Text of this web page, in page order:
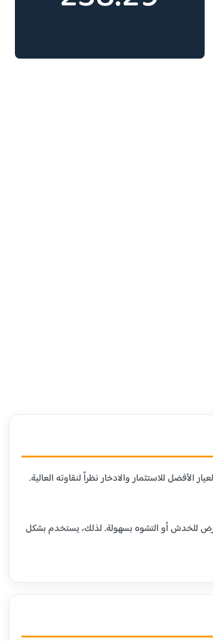
99.9% من الذهب الخالص. يعتبر هذا العيار الأفضل للاستثمار والادخار نظراً لنقاوته العالية.
يتعرض للخدش أو التشوه بسهولة. لذلك، يستخدم بشكل